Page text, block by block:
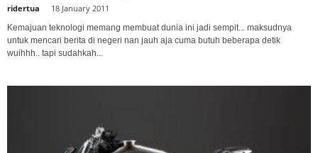
ridertua 18 January 2011
Kemajuan teknologi memang membuat dunia ini jadi sempit... maksudnya
untuk mencari berita di negeri nan jauh aja cuma butuh beberapa detik
wuihhh.. tapi sudahkah...